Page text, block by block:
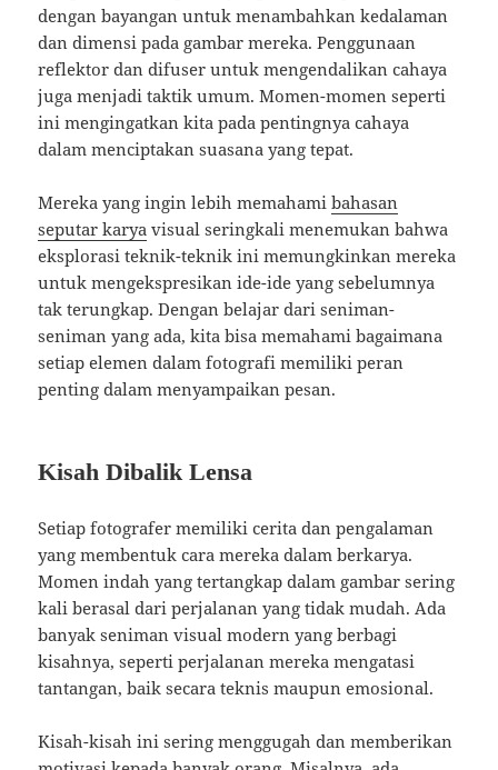
dengan bayangan untuk menambahkan kedalaman
dan dimensi pada gambar mereka. Penggunaan
reflektor dan difuser untuk mengendalikan cahaya
juga menjadi taktik umum. Momen-momen seperti
ini mengingatkan kita pada pentingnya cahaya
dalam menciptakan suasana yang tepat.
Mereka yang ingin lebih memahamibahasan
seputar karya visual seringkali menemukan bahwa
eksplorasi teknik-teknik ini memungkinkan mereka
untuk mengekspresikan ide-ide yang sebelumnya
tak terungkap. Dengan belajar dari seniman-
seniman yang ada, kita bisa memahami bagaimana
setiap elemen dalam fotografi memiliki peran
penting dalam menyampaikan pesan.
Kisah Dibalik Lensa
Setiap fotografer memiliki cerita dan pengalaman
yang membentuk cara mereka dalam berkarya.
Momen indah yang tertangkap dalam gambar sering
kali berasal dari perjalanan yang tidak mudah. Ada
banyak seniman visual modern yang berbagi
kisahnya, seperti perjalanan mereka mengatasi
tantangan, baik secara teknis maupun emosional.
Kisah-kisah ini sering menggugah dan memberikan